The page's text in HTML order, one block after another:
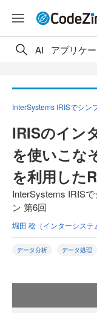
AI アプリケ
InterSystems IRISでシン
IRISのイン
を使いこな
を利用した
InterSystems IRIS
ン 第6回
堀田 稔（インターシステ
データ分析 データ処理